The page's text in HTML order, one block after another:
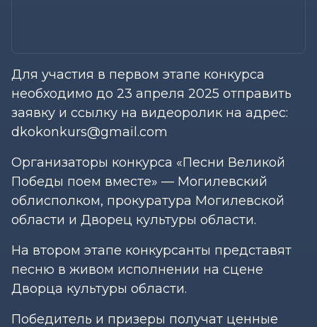
Для участия в первом этапе конкурса
необходимо до 23 апреля 2025 отправить
заявку и ссылку на видеоролик на адрес:
dkokonkurs@gmail.com
Организаторы конкурса «Песни Великой
Победы поем вместе» — Могилевский
облисполком, прокуратура Могилевской
области и Дворец культуры области.
На втором этапе конкурсанты представят
песню в живом исполнении на сцене
Дворца культуры области.
Победитель и призеры получат ценные